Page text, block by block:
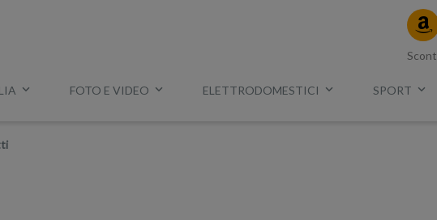
FOTO E VIDEO ELETTRODOMESTICI SPORT